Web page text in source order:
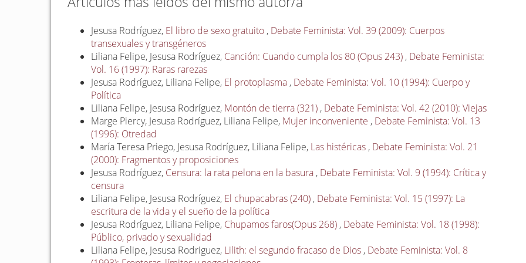
Jesusa Rodríguez, El libro de sexo gratuito , Debate Feminista: Vol. 39 (2009): Cuerpos
transexuales y transgéneros
Liliana Felipe, Jesusa Rodríguez, Canción: Cuando cumpla los 80 (Opus 243) , Debate Feminista:
Vol. 16 (1997): Raras rarezas
Jesusa Rodríguez, Liliana Felipe, El protoplasma , Debate Feminista: Vol. 10 (1994): Cuerpo y
Política
Liliana Felipe, Jesusa Rodríguez, Montón de tierra (321) , Debate Feminista: Vol. 42 (2010): Viejas
Marge Piercy, Jesusa Rodríguez, Liliana Felipe, Mujer inconveniente , Debate Feminista: Vol. 13
(1996): Otredad
María Teresa Priego, Jesusa Rodríguez, Liliana Felipe, Las histéricas , Debate Feminista: Vol. 21
(2000): Fragmentos y proposiciones
Jesusa Rodríguez, Censura: la rata pelona en la basura , Debate Feminista: Vol. 9 (1994): Crítica y
censura
Liliana Felipe, Jesusa Rodríguez, El chupacabras (240) , Debate Feminista: Vol. 15 (1997): La
escritura de la vida y el sueño de la política
Jesusa Rodríguez, Liliana Felipe, Chupamos faros(Opus 268) , Debate Feminista: Vol. 18 (1998):
Público, privado y sexualidad
Liliana Felipe, Jesusa Rodriguez, Lilith: el segundo fracaso de Dios , Debate Feminista: Vol. 8